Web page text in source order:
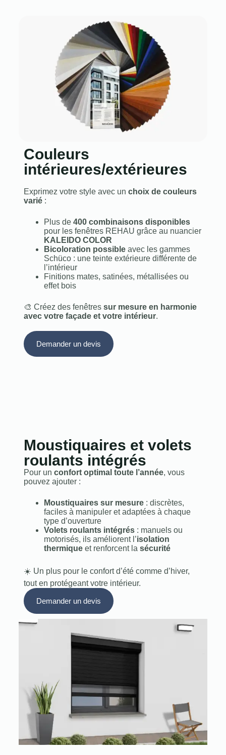
Couleurs
intérieures/extérieures
Exprimez votre style avec un choix de couleurs
varié:
Plus de 400 combinaisons disponibles
pour les fenêtres REHAU grâce au nuancier
KALEIDO COLOR
Bicoloration possibleavec les gammes
Schüco : une teinte extérieure différente de
l’intérieur
Finitions mates, satinées, métallisées ou
effet bois
🎨 Créez des fenêtres sur mesure en harmonie
avec votre façade et votre intérieur.
Demander un devis
Moustiquaires et volets
roulants intégrés
Pour un confort optimal toute l’année, vous
pouvez ajouter :
Moustiquaires sur mesure: discrètes,
faciles à manipuler et adaptées à chaque
type d’ouverture
Volets roulants intégrés: manuels ou
motorisés, ils améliorent l’isolation
thermiqueet renforcent la sécurité
☀️ Un plus pour le confort d’été comme d’hiver,
tout en protégeant votre intérieur.
Demander un devis